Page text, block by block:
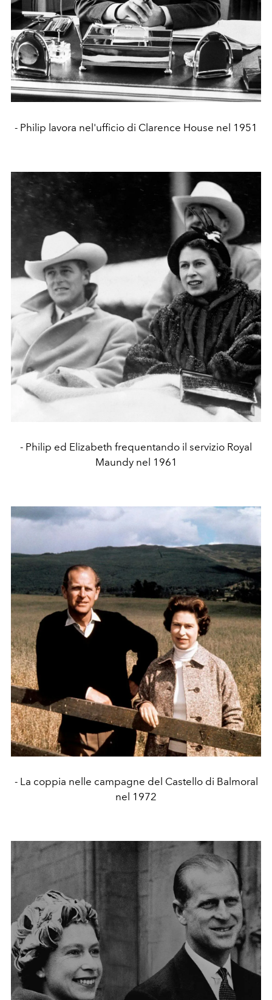
- Philip lavora nel'ufficio di Clarence House nel 1951
- Philip ed Elizabeth frequentando il servizio Royal
Maundy nel 1961
- La coppia nelle campagne del Castello di Balmoral
nel 1972